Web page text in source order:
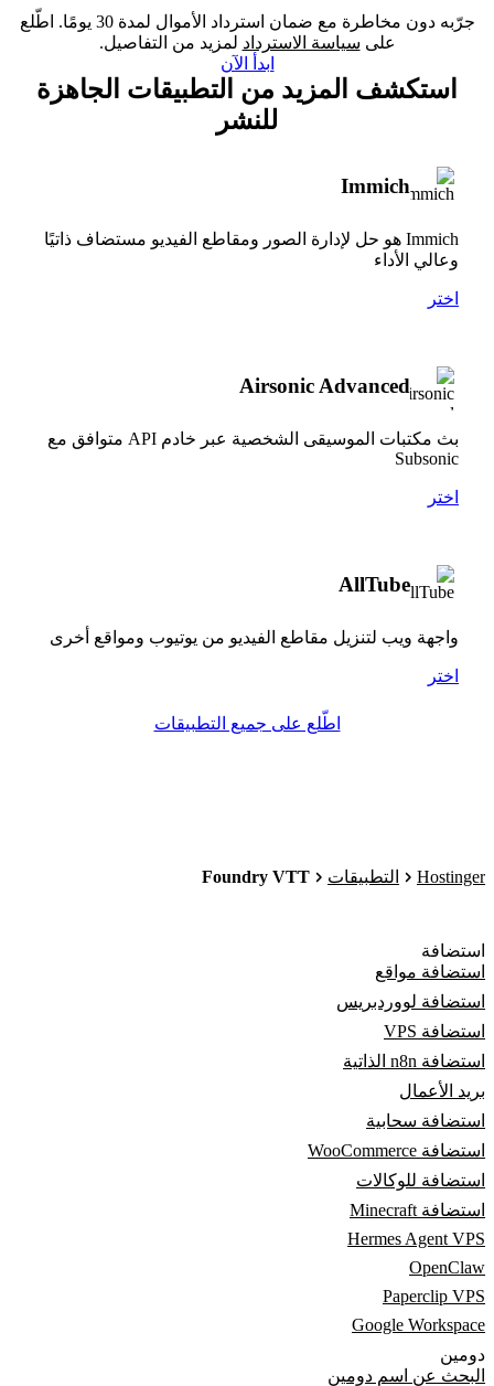
جرّبه دون مخاطرة مع ضمان استرداد الأموال لمدة 30 يومًا. اطّلع
على سياسة الاسترداد لمزيد من التفاصيل.
ابدأ الآن
استكشف المزيد من التطبيقات الجاهزة
للنشر
Immich
Immich هو حل لإدارة الصور ومقاطع الفيديو مستضاف ذاتيًا
وعالي الأداء
اختر
Airsonic Advanced
بث مكتبات الموسيقى الشخصية عبر خادم API متوافق مع
Subsonic
اختر
AllTube
واجهة ويب لتنزيل مقاطع الفيديو من يوتيوب ومواقع أخرى
اختر
اطّلع على جميع التطبيقات
Hostinger التطبيقات Foundry VTT
استضافة
استضافة مواقع
استضافة لووردبريس
استضافة VPS
استضافة n8n الذاتية
بريد الأعمال
استضافة سحابية
استضافة WooCommerce
استضافة للوكالات
استضافة Minecraft
Hermes Agent VPS
OpenClaw
Paperclip VPS
Google Workspace
دومين
البحث عن اسم دومين